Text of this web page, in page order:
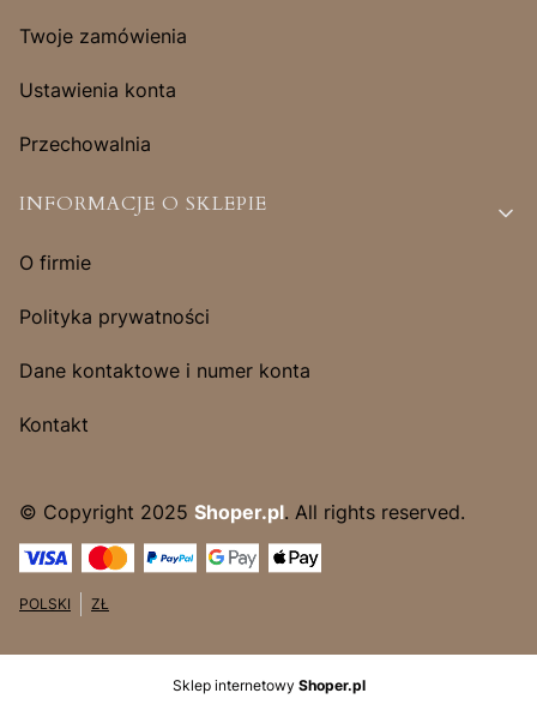
Twoje zamówienia
Ustawienia konta
Przechowalnia
INFORMACJE O SKLEPIE
O firmie
Polityka prywatności
Dane kontaktowe i numer konta
Kontakt
© Copyright 2025 Shoper.pl. All rights reserved.
POLSKI ZŁ
Sklep internetowy Shoper.pl